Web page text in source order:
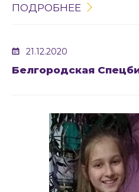
ПОДРОБНЕЕ
21.12.2020
Белгородская